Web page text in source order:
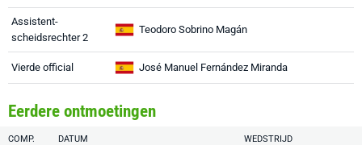
Assistent-
scheidsrechter 2
Teodoro Sobrino Magán
Vierde official José Manuel Fernández Miranda
Eerdere ontmoetingen
COMP. DATUM WEDSTRIJD